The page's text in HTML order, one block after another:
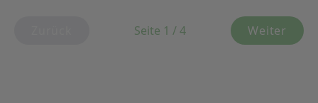
Seite 1 / 4 Weiter